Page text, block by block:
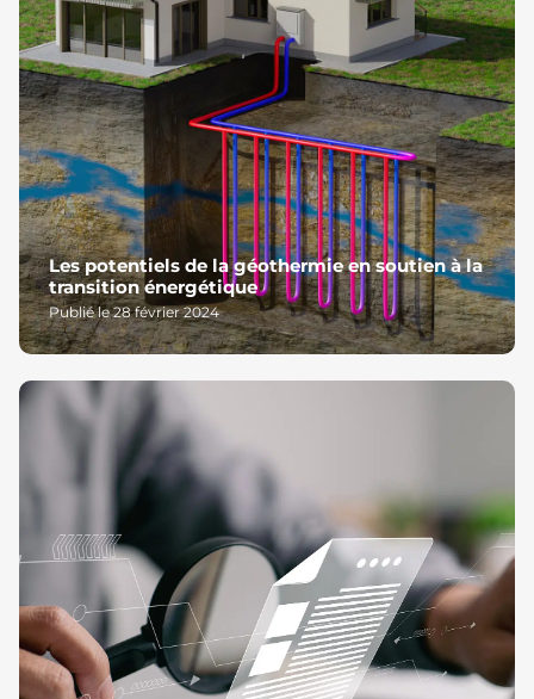
Les potentiels de la géothermie en soutien à la
transition énergétique
Publié le 28 février 2024